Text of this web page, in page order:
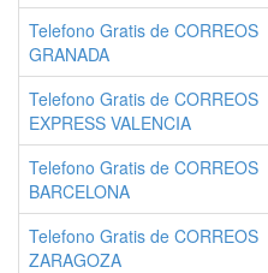
Telefono Gratis de CORREOS
GRANADA
Telefono Gratis de CORREOS
EXPRESS VALENCIA
Telefono Gratis de CORREOS
BARCELONA
Telefono Gratis de CORREOS
ZARAGOZA